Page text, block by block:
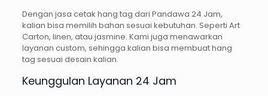
Dengan jasa cetak hang tag dari Pandawa 24 Jam,
kalian bisa memilih bahan sesuai kebutuhan. Seperti Art
Carton, linen, atau jasmine. Kami juga menawarkan
layanan custom, sehingga kalian bisa membuat hang
tag sesuai desain kalian.
Keunggulan Layanan 24 Jam